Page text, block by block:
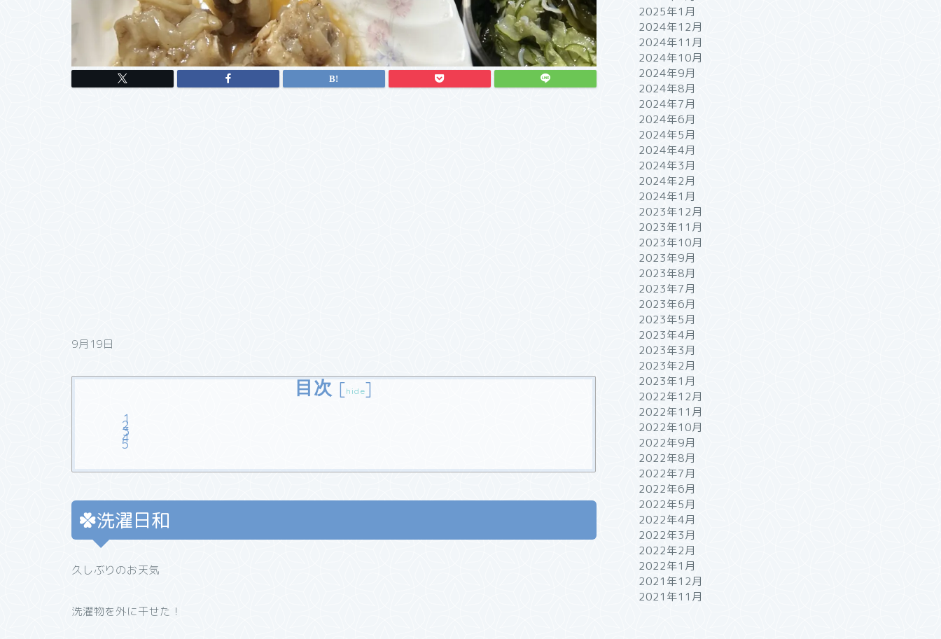
9月19日
目次 [hide]
洗濯日和
久しぶりのお天気
洗濯物を外に干せた！
2025年1月
2024年12月
2024年11月
2024年10月
2024年9月
2024年8月
2024年7月
2024年6月
2024年5月
2024年4月
2024年3月
2024年2月
2024年1月
2023年12月
2023年11月
2023年10月
2023年9月
2023年8月
2023年7月
2023年6月
2023年5月
2023年4月
2023年3月
2023年2月
2023年1月
2022年12月
2022年11月
2022年10月
2022年9月
2022年8月
2022年7月
2022年6月
2022年5月
2022年4月
2022年3月
2022年2月
2022年1月
2021年12月
2021年11月